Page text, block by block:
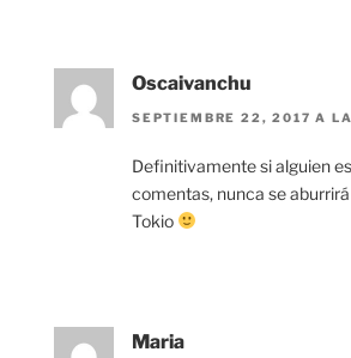
Oscaivanchu
SEPTIEMBRE 22, 2017 A
Definitivamente si alguien
comentas, nunca se
Tokio
Maria